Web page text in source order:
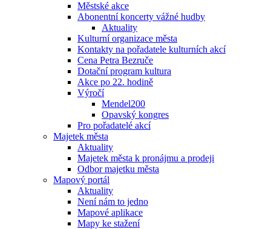
Městské akce
Abonentní koncerty vážné hudby
Aktuality
Kulturní organizace města
Kontakty na pořadatele kulturních akcí
Cena Petra Bezruče
Dotační program kultura
Akce po 22. hodině
Výročí
Mendel200
Opavský kongres
Pro pořadatelé akcí
Majetek města
Aktuality
Majetek města k pronájmu a prodeji
Odbor majetku města
Mapový portál
Aktuality
Není nám to jedno
Mapové aplikace
Mapy ke stažení